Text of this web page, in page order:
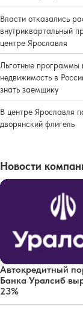
Власти отказались
внутриквартальный
центре Ярославля
Льготные программы
недвижимость в
знать заемщику
В центре Ярославля
дворянский флигель
Новости
Автокредитный
Банка Уралсиб
23%